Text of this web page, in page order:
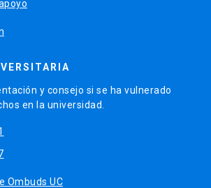
y consejo si se ha vulnerado
en la universidad.
Ombuds UC